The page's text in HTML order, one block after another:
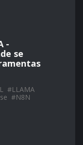
-
se
#LLAMA
#N8N